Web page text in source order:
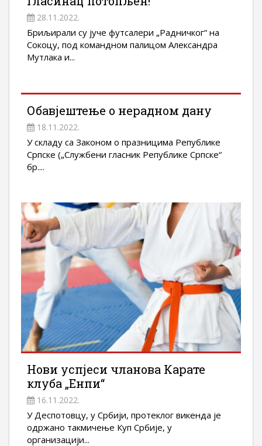
28.11.2022.
Бриљирали су јуче футсалери „Радничког“ на
Сокоцу, под командном палицом Александра
Мутлака и...
Обавјештење о нерадном дану
18.11.2022.
У складу сa Законом о празницима Републике
Српске („Службени гласник Републике Српске“
бр....
Нови успјеси чланова Карате
клуба „Енпи“
16.11.2022.
У Деспотовцу, у Србији, протеклог викенда је
одржано такмичење Куп Србије, у
организацији...